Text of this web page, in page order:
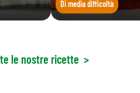
Di media difficoltà
le nostre ricette >